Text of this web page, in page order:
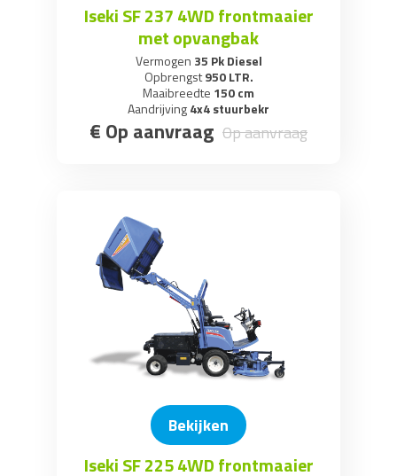
Iseki SF 237 4WD frontmaaier
met opvangbak
Vermogen 35 Pk Diesel
Opbrengst950 LTR.
Maaibreedte 150 cm
Aandrijving4x4 stuurbekr
€ Op aanvraag Op aanvraag
Bekijken
Iseki SF 225 4WD frontmaaier